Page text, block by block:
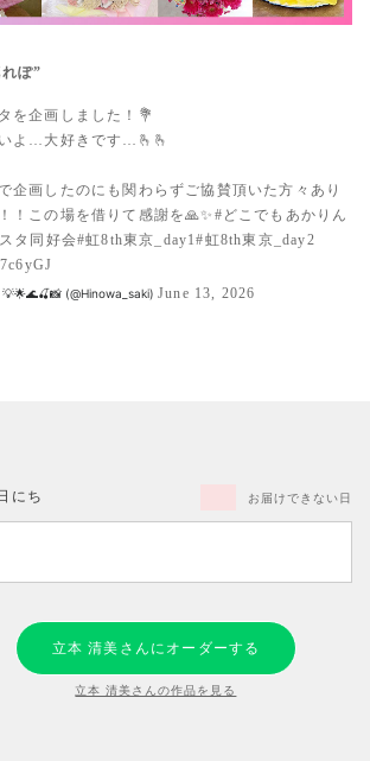
ぽ”
を企画しました！💐
よ…大好きです…🫰🫰
企画したのにも関わらずご協賛頂いた方々あり
！この場を借りて感謝を🙏✨ #どこでもあかりん
タ同好会#虹8th東京_day1#虹8th東京_day2
(@Hinowa_saki) June 13, 2026
にち お届けできない日
立本 清美さんにオーダーする
立本 清美さんの作品を見る